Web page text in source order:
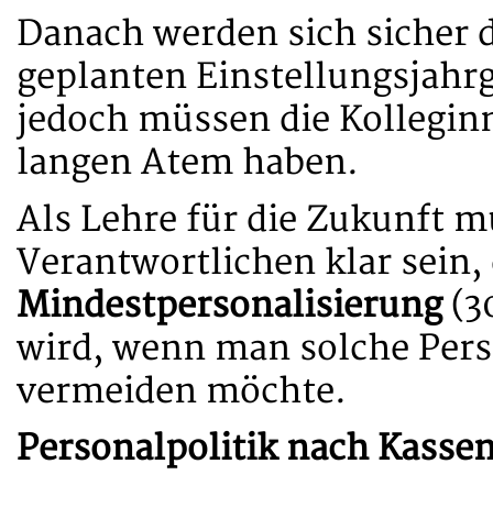
Danach werden sich sicher
geplanten
jedoch müssen die
langen Atem haben.
Als Lehre für die Zukunft
Verantwortlichen klar sein,
Mindestpersonalisierung
wird, wenn man solche
vermeiden möchte.
Personalpolitik nach